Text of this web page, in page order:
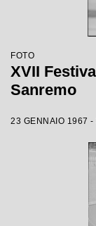
FOTO
XVII
Sanremo
23 GENNAIO 1967